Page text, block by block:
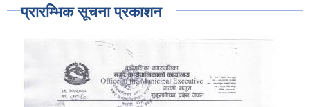
प्रारम्भिक सूचना प्रकाशन